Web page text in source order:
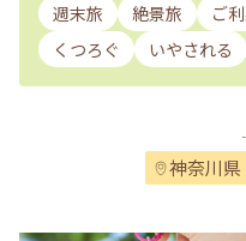
週末旅 絶景旅 ご
くつろぐ
いやされる
神奈川県